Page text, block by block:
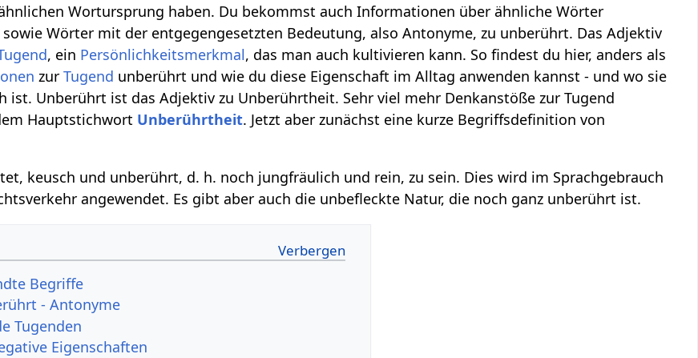
Wortursprung haben. Du bekommst auch Informationen über ähnliche Wörter
Wörter mit der entgegengesetzten Bedeutung, also Antonyme, zu unberührt. Das Adjektiv
, ein Persönlichkeitsmerkmal, das man auch kultivieren kann. So findest du hier, anders als
zurTugend unberührt und wie du diese Eigenschaft im Alltag anwenden kannst - und wo sie
ist. Unberührt ist das Adjektiv zu Unberührtheit. Sehr viel mehr Denkanstöße zur Tugend
Hauptstichwort Unberührtheit. Jetzt aber zunächst eine kurze Begriffsdefinition von
keusch und unberührt, d. h. noch jungfräulich und rein, zu sein. Dies wird im Sprachgebrauch
angewendet. Es gibt aber auch die unbefleckte Natur, die noch ganz unberührt ist.
Begriffe
- Antonyme
Tugenden
Eigenschaften